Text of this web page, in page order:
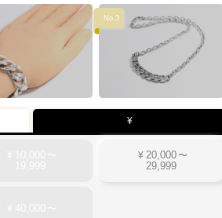
No.3
¥
¥ 20,000 〜
29,999